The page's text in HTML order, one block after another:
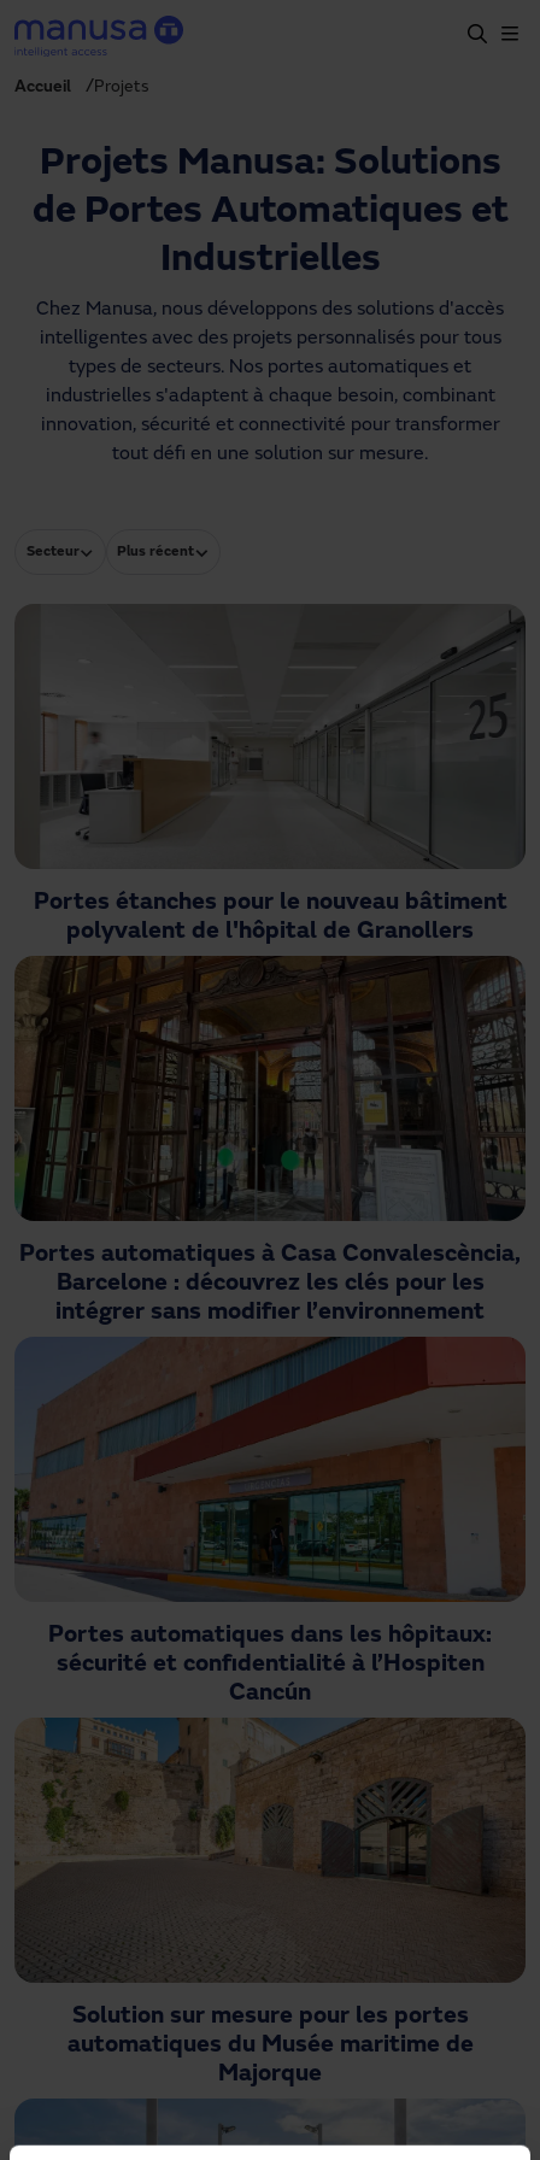
Aller au contenu principal
Produits et secteurs
Services
Projets
Blog
À propos de nous
Accueil Projets
Projets Manusa: Solutions
de Portes Automatiques et
Industrielles
Chez Manusa, nous développons des solutions d'accès
intelligentes avec des projets personnalisés pour tous
types de secteurs. Nos portes automatiques et
industrielles s'adaptent à chaque besoin, combinant
innovation, sécurité et connectivité pour transformer
tout défi en une solution sur mesure.
Secteur Plus récent
Portes étanches pour le nouveau bâtiment
polyvalent de l'hôpital de Granollers
Portes automatiques à Casa Convalescència,
Barcelone : découvrez les clés pour les
intégrer sans modifier l’environnement
Portes automatiques dans les hôpitaux:
sécurité et confidentialité à l’Hospiten
Cancún
Solution sur mesure pour les portes
automatiques du Musée maritime de
Majorque